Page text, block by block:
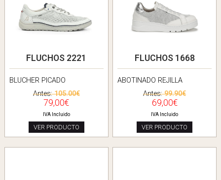
FLUCHOS 2221
BLUCHER PICADO
Antes:105.00€
79,00€
IVA Incluido
VER PRODUCTO
FLUCHOS 1668
ABOTINADO REJILLA
Antes:99.90€
69,00€
IVA Incluido
VER PRODUCTO